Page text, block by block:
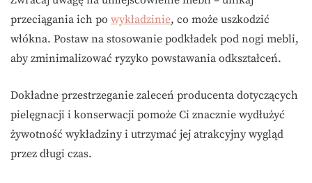
przeciągania ich po wykładzinie, co może uszkodzić
włókna. Postaw na stosowanie podkładek pod nogi mebli,
aby zminimalizować ryzyko powstawania odkształceń.
Dokładne przestrzeganie zaleceń producenta dotyczących
pielęgnacji i konserwacji pomoże Ci znacznie wydłużyć
żywotność wykładziny i utrzymać jej atrakcyjny wygląd
przez długi czas.